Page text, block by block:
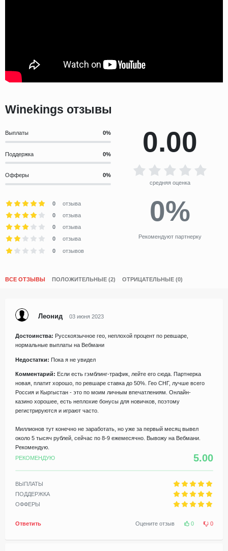
Winekings отзывы
Выплаты
Поддержка
Офферы
0.00
средняя оценка
0
отзыва
0
отзыва
0
отзыва
0
отзыва
0
отзывов
0%
Рекомендуют партнерку
ВСЕ ОТЗЫВЫ ПОЛОЖИТЕЛЬНЫЕ (2) ОТРИЦАТЕЛЬНЫЕ (0)
Леонид 03 июня 2023
Достоинства: Русскоязычное гео, неплохой процент по ревшаре,
нормальные выплаты на Вебмани
Недостатки: Пока я не увидел
Комментарий: Если есть гэмблинг-трафик, лейте его сюда. Партнерка
новая, платит хорошо, по ревшаре ставка до 50%. Гео СНГ, лучше всего
Россия и Кыргыстан - это по моим личным впечатлениям. Онлайн-
казино хорошее, есть неплохие бонусы для новичков, поэтому
регистрируются и играют часто.
Миллионов тут конечно не заработать, но уже за первый месяц вывел
около 5 тысяч рублей, сейчас по 8-9 ежемесячно. Вывожу на Вебмани.
Рекомендую.
РЕКОМЕНДУЮ
5.00
ВЫПЛАТЫ
ПОДДЕРЖКА
ОФФЕРЫ
Ответить Оцените отзыв 0 0